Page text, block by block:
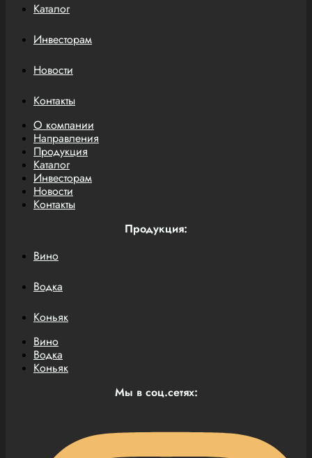
Каталог
Инвесторам
Новости
Контакты
О компании
Направления
Продукция
Каталог
Инвесторам
Новости
Контакты
Продукция:
Вино
Водка
Коньяк
Вино
Водка
Коньяк
Мы в соц.сетях: